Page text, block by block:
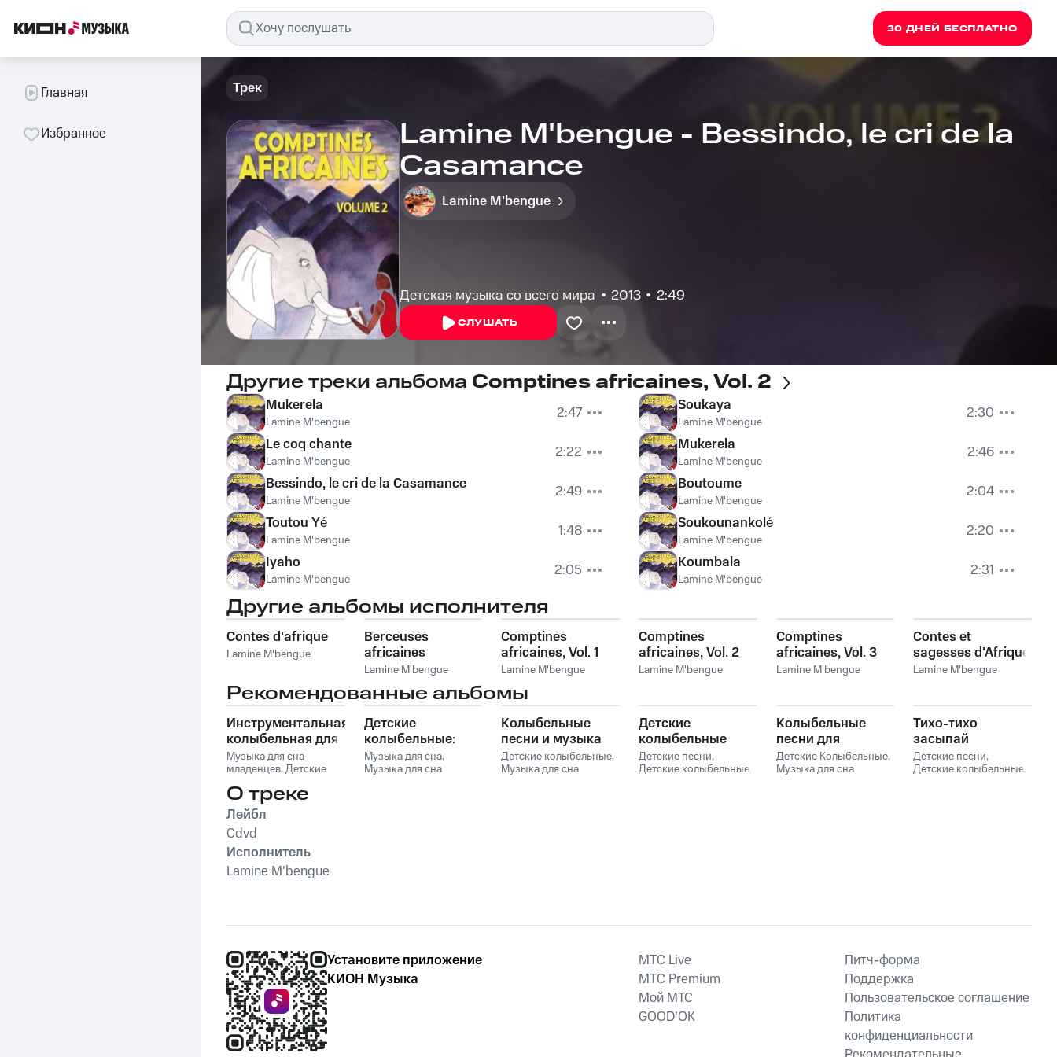
30 ДНЕЙ БЕСПЛАТНО
Главная
Избранное
Трек
Lamine M'bengue - Bessindo, le cri de la
Casamance
Lamine M'bengue
Детская музыка со всего мира 2013 2:49
СЛУШАТЬ
Другие треки альбома Comptines africaines, Vol. 2
Mukerela
Lamine M'bengue
2:47
Le coq chante
Lamine M'bengue
2:22
Bessindo, le cri de la Casamance
Lamine M'bengue
2:49
Toutou Yé
Lamine M'bengue
1:48
Iyaho
Lamine M'bengue 2:05
Soukaya
Lamine M'bengue
2:30
Mukerela
Lamine M'bengue
2:46
Boutoume
Lamine M'bengue
2:04
Soukounankolé
Lamine M'bengue
2:20
Koumbala
Lamine M'bengue 2:31
Другие альбомы исполнителя
Contes d'afrique
Lamine M'bengue
Berceuses
africaines
Lamine M'bengue
Comptines
africaines, Vol. 1
Lamine M'bengue
Comptines
africaines, Vol. 2
Lamine M'bengue
Comptines
africaines, Vol. 3
Lamine M'bengue
Contes et
sagesses d'Afrique
Lamine M'bengue
Рекомендованные альбомы
Инструментальная
колыбельная для
малышей со
звуками природы
Музыка для сна
младенцев,Детские
для сна малыша,
Колыбельная музыка
для детей и младенцев
Детские
колыбельные:
Нежная
успокаивающая
Музыка для сна,
Музыка для сна
Колыбельные
песни и музыка
для сна
младенцев
Детские колыбельные,
Музыка для сна
Детские
колыбельные
песни и музыка
для сна малыша и
Детские песни,
Детские колыбельные,
Колыбельные
песни для
малышей
Детские Колыбельные,
Музыка для сна
Тихо-тихо
засыпай
Детские песни,
Детские колыбельные
О треке
Лейбл
Cdvd
Исполнитель
Lamine M'bengue
Установите приложение
КИОН Музыка
MTС Live
MTС Premium
Мой МТС
GOOD’OK
Питч-форма
Поддержка
Пользовательское соглашение
Политика
конфиденциальности